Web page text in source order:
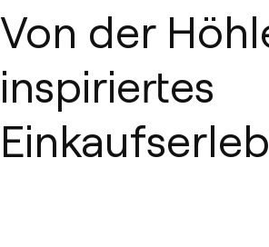
Von der
inspiriertes